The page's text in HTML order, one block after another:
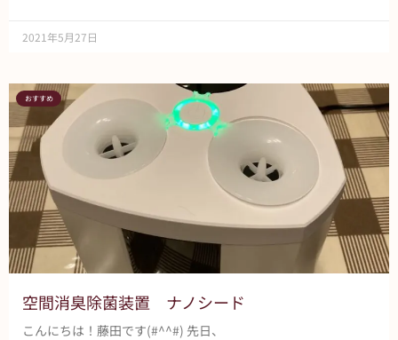
2021年5月27日
おすすめ
空間消臭除菌装置 ナノシード
こんにちは！藤田です(#^^#) 先日、